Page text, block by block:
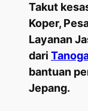
Takut
Koper,
Layanan
dari
bantuan
Jepang.